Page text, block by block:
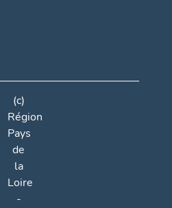
(c)
Région
Pays
de
la
Loire
-